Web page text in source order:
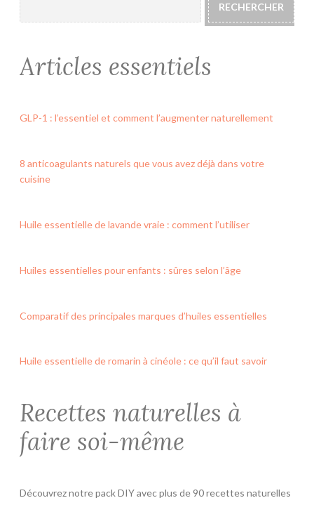
RECHERCHER
Articles essentiels
GLP-1 : l’essentiel et comment l’augmenter naturellement
8 anticoagulants naturels que vous avez déjà dans votre
cuisine
Huile essentielle de lavande vraie : comment l’utiliser
Huiles essentielles pour enfants : sûres selon l’âge
Comparatif des principales marques d’huiles essentielles
Huile essentielle de romarin à cinéole : ce qu’il faut savoir
Recettes naturelles à
faire soi-même
Découvrez notre pack DIY avec plus de 90 recettes naturelles